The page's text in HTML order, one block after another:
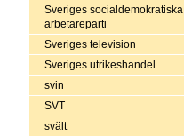
Sveriges socialdemokratiska
arbetareparti
Sveriges television
Sveriges utrikeshandel
svin
SVT
svält